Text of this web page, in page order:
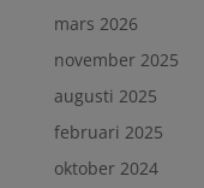
mars 2026
november 2025
augusti 2025
februari 2025
oktober 2024